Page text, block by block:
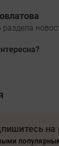
раздела
на